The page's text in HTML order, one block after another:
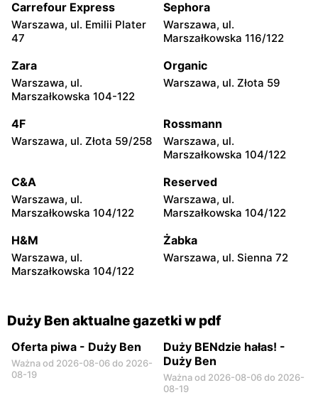
Duży Ben
Poznań, ul. 28 Czerwca
Duży Ben
Poznań, ul. Jana Henryka
Duży Ben
Poznań, ul. Głogowska 49
Duży Ben
Duży Ben
Poznań, ul. Franciszka
Duży Ben
Poznań, ul. Jakuba
Krauthofera 22a
Duży Ben
Poznań, ul. Hetmańska 55a
Duży Ben
Luboń, ul. Kazimierza
Pułaskiego 30A/46
Duży Ben
Poznań, ul. Piotra
Ściegiennego 55-67
Duży Ben
Suchy Las, ul. Obornicka
Carrefour Express
Warszawa, ul. Emilii Plater
47
Sephora
Warszawa, ul.
Marszałkowska 116/122
Zara
Warszawa, ul.
Marszałkowska 104-122
Organic
Warszawa, ul. Złota 59
4F
Warszawa, ul. Złota 59/258
Rossmann
Warszawa, ul.
Marszałkowska 104/122
C&A
Warszawa, ul.
Marszałkowska 104/122
Reserved
Warszawa, ul.
Marszałkowska 104/122
H&M
Warszawa, ul.
Marszałkowska 104/122
Żabka
Warszawa, ul. Sienna 72
Duży Ben aktualne gazetki w pdf
Oferta piwa - Duży Ben
Ważna od 2026-08-06 do 2026-
08-19
Duży BENdzie hałas! -
Duży Ben
Ważna od 2026-08-06 do 2026-
08-19